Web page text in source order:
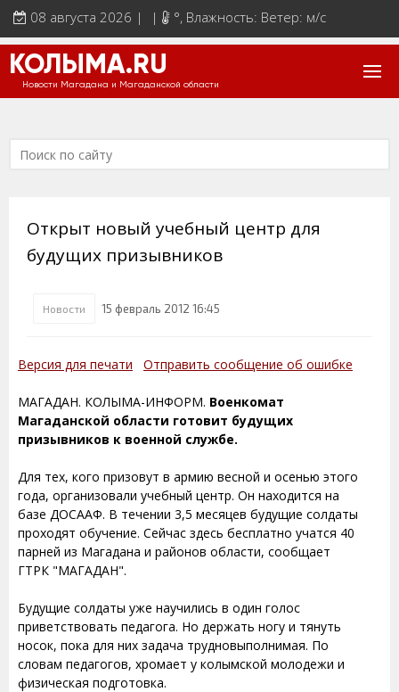
08 августа 2026 | | °, Влажность: Ветер: м/с
КОЛЫМА.RU
Новости Магадана и Магаданской области
Открыт новый учебный центр для
будущих призывников
Новости 15 февраль 2012 16:45
Версия для печати Отправить сообщение об ошибке
МАГАДАН. КОЛЫМА-ИНФОРМ. Военкомат
Магаданской области готовит будущих
призывников к военной службе.
Для тех, кого призовут в армию весной и осенью этого
года, организовали учебный центр. Он находится на
базе ДОСААФ. В течении 3,5 месяцев будущие солдаты
проходят обучение. Сейчас здесь бесплатно учатся 40
парней из Магадана и районов области, сообщает
ГТРК "МАГАДАН".
Будущие солдаты уже научились в один голос
приветствовать педагога. Но держать ногу и тянуть
носок, пока для них задача трудновыполнимая. По
словам педагогов, хромает у колымской молодежи и
физическая подготовка.